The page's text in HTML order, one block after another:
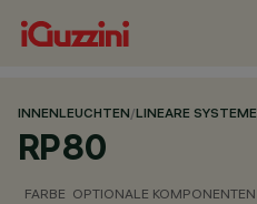
INNENLEUCHTEN/LINEARE SYSTEME
RP80
FARBE OPTIONALE KOMPONENTEN